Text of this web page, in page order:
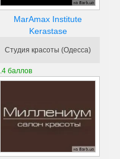
MarAmax Institute
Kerastase
Студия красоты (Одесса)
баллов